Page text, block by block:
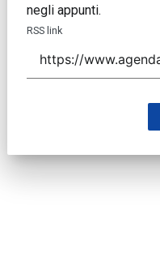
negli appunti.
RSS link